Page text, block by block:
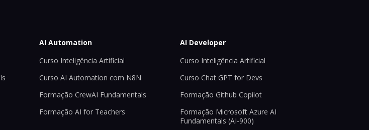
AI Automation
Curso Inteligência Artificial
Curso AI Automation com N8N
Formação CrewAI Fundamentals
Formação AI for Teachers
AI Developer
Curso Inteligência Artificial
Curso Chat GPT for Devs
Formação Github Copilot
Formação Microsoft Azure AI
Fundamentals (AI-900)